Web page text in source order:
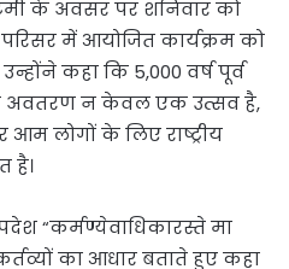
के अवसर पर शनिवार को
में आयोजित कार्यक्रम को
कहा कि 5,000 वर्ष पूर्व
अवतरण न केवल एक उत्सव है,
लोगों के लिए राष्ट्रीय
है।
“कर्मण्येवाधिकारस्ते मा
का आधार बताते हुए कहा